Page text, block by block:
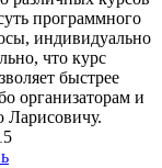
программного
индивидуально
что курс
быстрее
организаторам и
Ларисовичу.